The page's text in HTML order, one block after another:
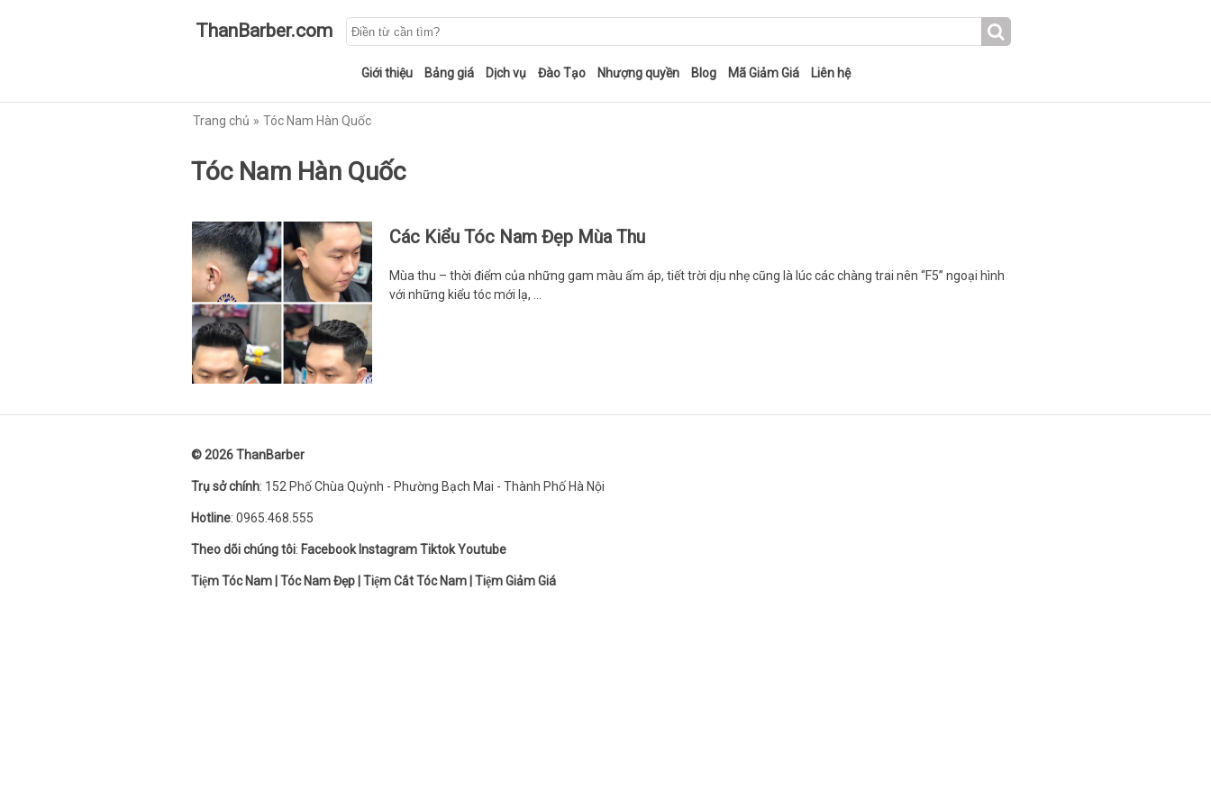
ThanBarber.com
Giới thiệu Bảng giá Dịch vụ Đào Tạo Nhượng quyền Blog Mã Giảm Giá Liên hệ
Trang chủ Tóc Nam Hàn Quốc
Tóc Nam Hàn Quốc
Các Kiểu Tóc Nam Đẹp Mùa Thu
Mùa thu – thời điểm của những gam màu ấm áp, tiết trời dịu nhẹ cũng là lúc các chàng trai nên “F5” ngoại hình
với những kiểu tóc mới lạ, …
© 2026ThanBarber
Trụ sở chính: 152 Phố Chùa Quỳnh - Phường Bạch Mai - Thành Phố Hà Nội
Hotline: 0965.468.555
Theo dõi chúng tôi: Facebook InstagramTiktokYoutube
Tiệm Tóc Nam Tóc Nam Đẹp Tiệm Cắt Tóc Nam Tiệm Giảm Giá